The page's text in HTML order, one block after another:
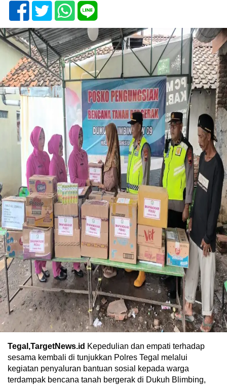
Tegal,TargetNews.id Kepedulian dan empati terhadap
sesama kembali di tunjukkan Polres Tegal melalui
kegiatan penyaluran bantuan sosial kepada warga
terdampak bencana tanah bergerak di Dukuh Blimbing,